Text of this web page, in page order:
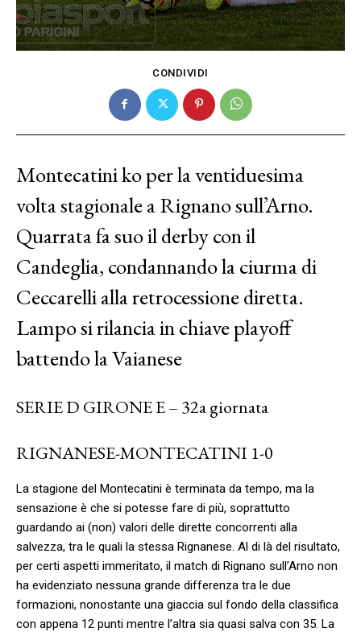
CONDIVIDI
Montecatini ko per la ventiduesima
volta stagionale a Rignano sull’Arno.
Quarrata fa suo il derby con il
Candeglia, condannando la ciurma di
Ceccarelli alla retrocessione diretta.
Lampo si rilancia in chiave playoff
battendo la Vaianese
SERIE D GIRONE E – 32a giornata
RIGNANESE-MONTECATINI 1-0
La stagione del Montecatini è terminata da tempo, ma la
sensazione è che si potesse fare di più, soprattutto
guardando ai (non) valori delle dirette concorrenti alla
salvezza, tra le quali la stessa Rignanese. Al di là del risultato,
per certi aspetti immeritato, il match di Rignano sull’Arno non
ha evidenziato nessuna grande differenza tra le due
formazioni, nonostante una giaccia sul fondo della classifica
con appena 12 punti mentre l’altra sia quasi salva con 35. La